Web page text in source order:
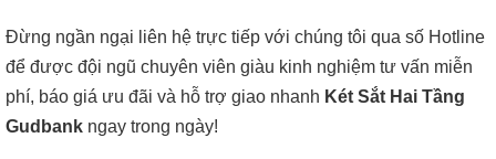
Đừng ngần ngại liên hệ trực tiếp với chúng tôi qua số Hotline
để được đội ngũ chuyên viên giàu kinh nghiệm tư vấn miễn
phí, báo giá ưu đãi và hỗ trợ giao nhanh Két Sắt Hai Tầng
Gudbank ngay trong ngày!